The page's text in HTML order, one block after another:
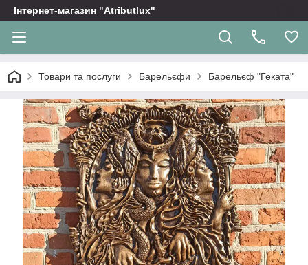
Інтернет-магазин "Atributlux"
Товари та послуги Барельєфи Барельєф "Геката"